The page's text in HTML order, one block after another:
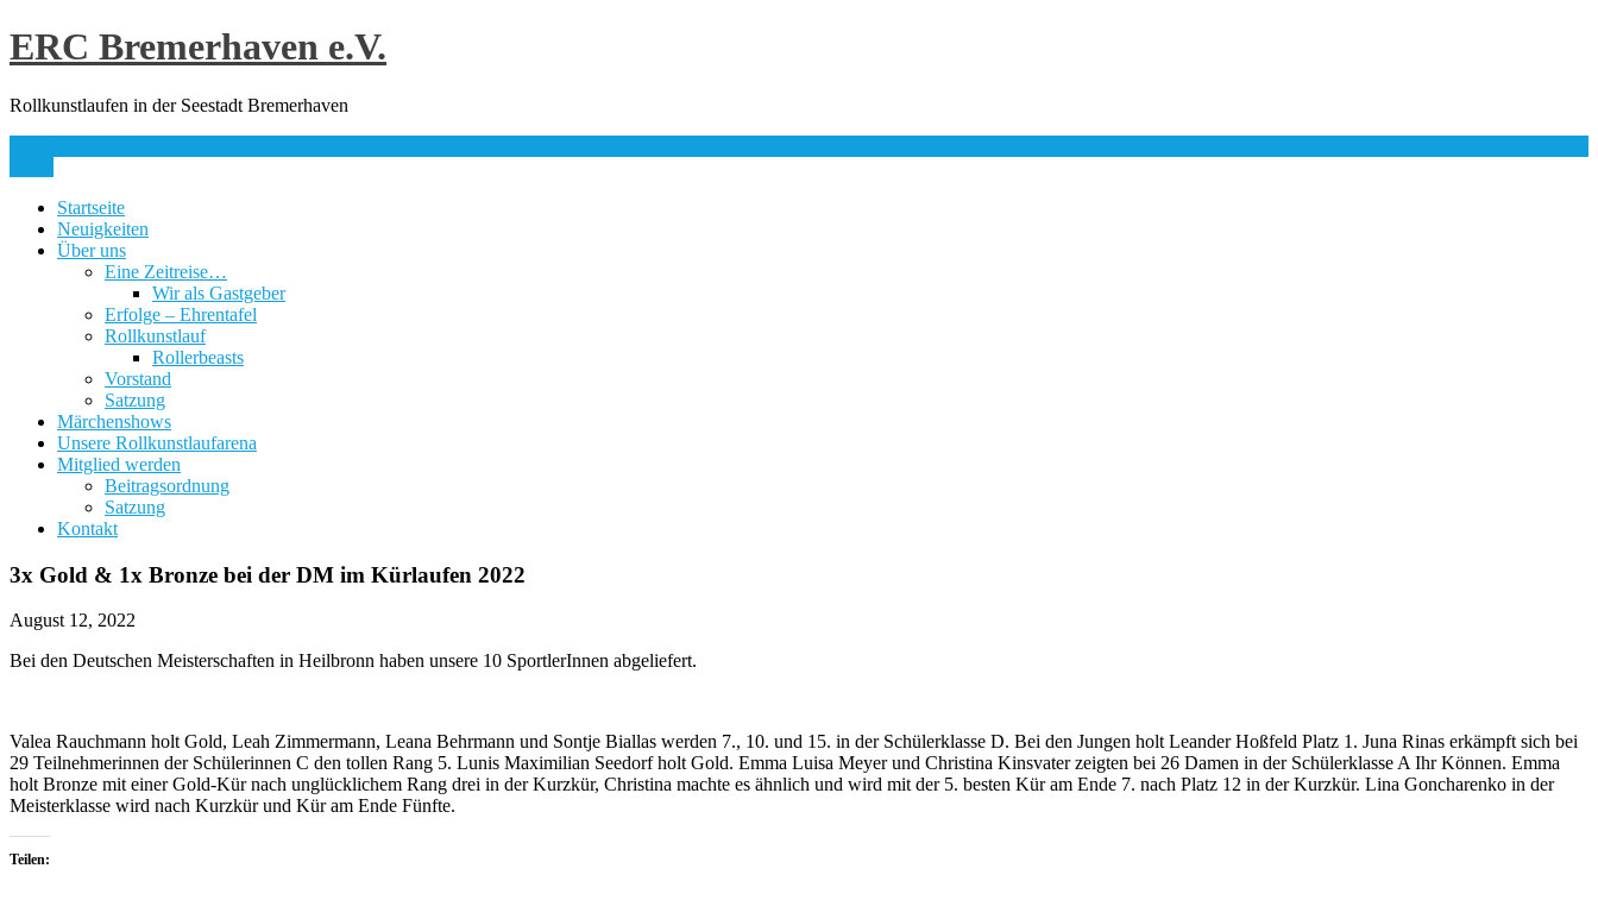
Skip
to
ERC Bremerhaven e.V.
Rollkunstlaufen in der Seestadt Bremerhaven
Startseite
Neuigkeiten
Über uns
Eine Zeitreise…
Wir als Gastgeber
Erfolge – Ehrentafel
Rollkunstlauf
Rollerbeasts
Vorstand
Satzung
Märchenshows
Unsere Rollkunstlaufarena
Mitglied werden
Beitragsordnung
Satzung
Kontakt
3x Gold & 1x Bronze bei der DM im Kürlaufen 2022
August 12, 2022
Bei den Deutschen Meisterschaften in Heilbronn haben unsere 10 SportlerInnen abgeliefert.
Valea Rauchmann holt Gold, Leah Zimmermann, Leana Behrmann und Sontje Biallas werden 7., 10. und 15. in der Schülerklasse D. Bei den Jungen holt Leander Hoßfeld Platz 1. Juna Rinas erkämpft sich bei
29 Teilnehmerinnen der Schülerinnen C den tollen Rang 5. Lunis Maximilian Seedorf holt Gold. Emma Luisa Meyer und Christina Kinsvater zeigten bei 26 Damen in der Schülerklasse A Ihr Können. Emma
holt Bronze mit einer Gold-Kür nach unglücklichem Rang drei in der Kurzkür, Christina machte es ähnlich und wird mit der 5. besten Kür am Ende 7. nach Platz 12 in der Kurzkür. Lina Goncharenko in der
Meisterklasse wird nach Kurzkür und Kür am Ende Fünfte.
Teilen: